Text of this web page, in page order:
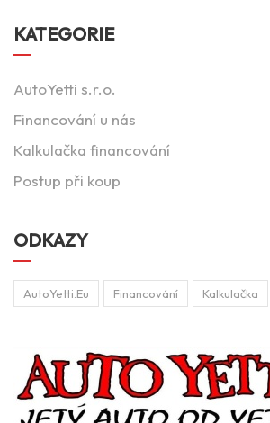
KATEGORIE
AutoYetti s.r.o.
Financování u nás
Kalkulačka financování
Postup při koup
ODKAZY
AutoYetti.eu Financování Kalkulačka